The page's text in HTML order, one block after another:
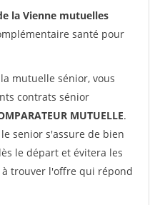
la Vienne mutuelles
santé pour
mutuelle sénior, vous
contrats sénior
MUTUELLE.
senior s'assure de bien
le départ et évitera les
trouver l'offre qui répond